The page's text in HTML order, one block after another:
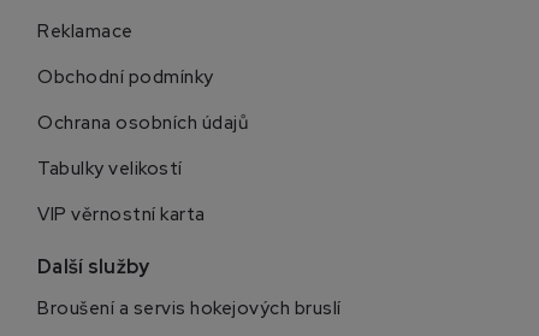
Reklamace
Obchodní podmínky
Ochrana osobních údajů
Tabulky velikostí
VIP věrnostní karta
Další služby
Broušení a servis hokejových bruslí